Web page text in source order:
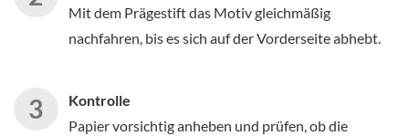
Mit dem Prägestift das Motiv gleichmäßig
nachfahren, bis es sich auf der Vorderseite abhebt.
Kontrolle
Papier vorsichtig anheben und prüfen, ob die